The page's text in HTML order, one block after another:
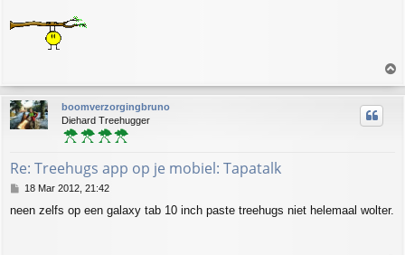
o
p
boomverzorgingbruno
Diehard Treehugger
Re: Treehugs app op je mobiel: Tapatalk
P
s
18 Mar 2012, 21:42
neen zelfs op een galaxy tab 10 inch paste treehugs niet helemaal wolter.